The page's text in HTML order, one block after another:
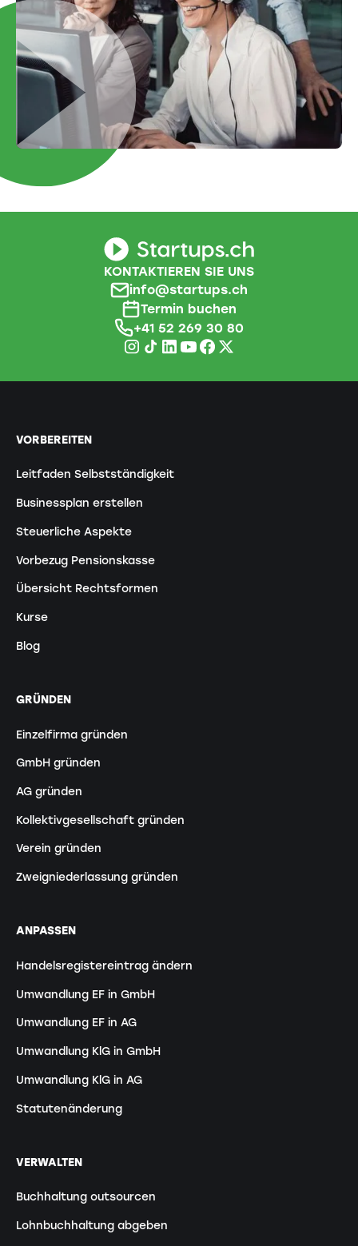
KONTAKTIEREN SIE UNS
info@startups.ch
Termin buchen
+41 52 269 30 80
VORBEREITEN
Leitfaden Selbstständigkeit
Businessplan erstellen
Steuerliche Aspekte
Vorbezug Pensionskasse
Übersicht Rechtsformen
Kurse
Blog
GRÜNDEN
Einzelfirma gründen
GmbH gründen
AG gründen
Kollektivgesellschaft gründen
Verein gründen
Zweigniederlassung gründen
ANPASSEN
Handelsregistereintrag ändern
Umwandlung EF in GmbH
Umwandlung EF in AG
Umwandlung KlG in GmbH
Umwandlung KlG in AG
Statutenänderung
VERWALTEN
Buchhaltung outsourcen
Lohnbuchhaltung abgeben